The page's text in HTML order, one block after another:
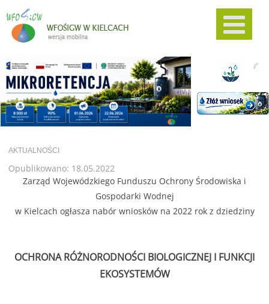
AKTUALNOŚCI
Opublikowano: 18.05.2022
Zarząd Wojewódzkiego Funduszu Ochrony Środowiska i
Gospodarki Wodnej
w Kielcach ogłasza nabór wniosków na 2022 rok z dziedziny
OCHRONA RÓŻNORODNOŚCI BIOLOGICZNEJ I FUNKCJI
EKOSYSTEMÓW